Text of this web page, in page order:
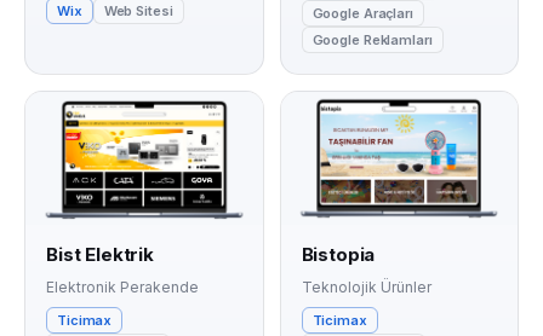
Wix Web Sitesi
Google Araçları
Google Reklamları
Bist Elektrik
Elektronik Perakende
Ticimax
Bistopia
Teknolojik Ürünler
Ticimax